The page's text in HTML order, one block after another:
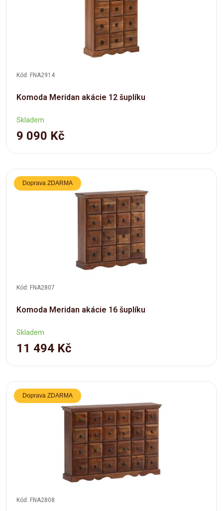
Kód: FNA2914
Komoda Meridan akácie 12 šuplíku
Skladem
9 090 Kč
Doprava ZDARMA
Kód: FNA2807
Komoda Meridan akácie 16 šuplíku
Skladem
11 494 Kč
Doprava ZDARMA
Kód: FNA2808